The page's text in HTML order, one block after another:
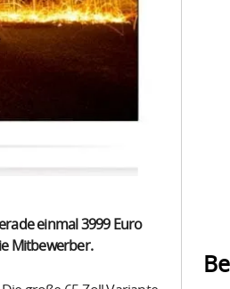
einmal 3999 Euro
Mitbewerber.